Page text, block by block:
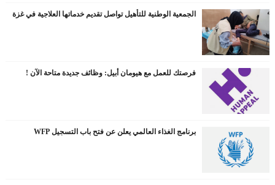
الجمعية الوطنية للتأهيل تواصل تقديم خدماتها العلاجية في غزة
فرصتك للعمل مع هيومان أبيل: وظائف جديدة متاحة الآن !
برنامج الغذاء العالمي يعلن عن فتح باب التسجيل WFP